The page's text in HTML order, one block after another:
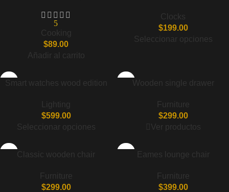
5
Cooking
$89.00
Añadir al carrito
Clocks
$199.00
Seleccionar opciones
Smart watches wood edition
Lighting
$599.00
Seleccionar opciones
Wooden single drawer
Furniture
$299.00
Ver productos
Classic wooden chair
Furniture
$299.00
Eames lounge chair
Furniture
$399.00